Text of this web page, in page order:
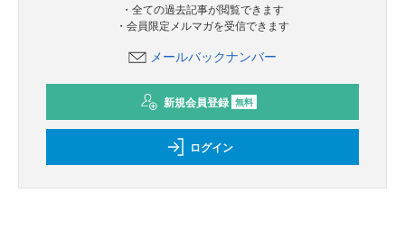
・全ての過去記事が閲覧できます
・会員限定メルマガを受信できます
メールバックナンバー
新規会員登録 無料
ログイン